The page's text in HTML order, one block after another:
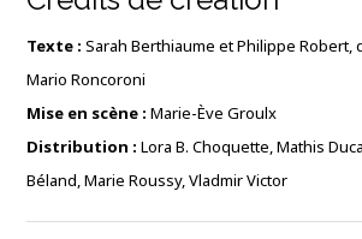
Texte : Sarah Berthiaume et Philippe Robert,
Mario Roncoroni
Mise en scène : Marie-Ève Groulx
Distribution : Lora B. Choquette, Mathis
Béland, Marie Roussy, Vladmir Victor